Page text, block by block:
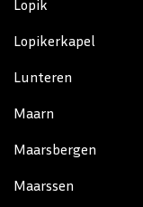
Lopik
Lopikerkapel
Lunteren
Maarn
Maarsbergen
Maarssen